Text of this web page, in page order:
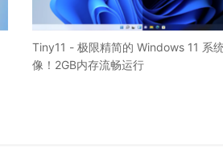
Tiny11 - 极限精简的 Windows 11 系
像！2GB内存流畅运行